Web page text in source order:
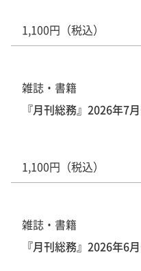
1,100円（税込）
雑誌・書籍
『月刊総務』2026年7
1,100円（税込）
雑誌・書籍
『月刊総務』2026年6